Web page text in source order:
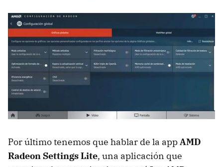
Por último tenemos que hablar de la appAMD
Radeon Settings Lite, una aplicación que